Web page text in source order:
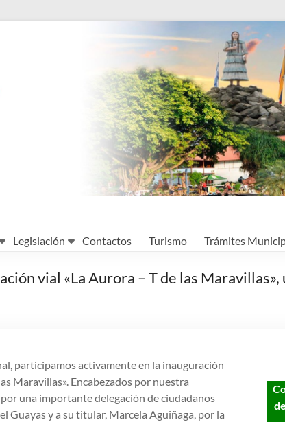
Legislación Contactos Turismo Trámites
vial «La Aurora – T de las
participamos activamente en la inauguración
Maravillas». Encabezados por nuestra
una importante delegación de ciudadanos
Guayas y a su titular, Marcela Aguiñaga, por la